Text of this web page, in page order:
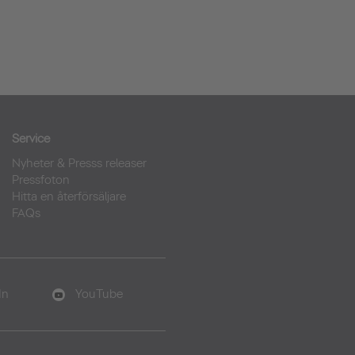
Service
Nyheter & Presss releaser
Pressfoton
Hitta en återförsäljare
FAQs
YouTube